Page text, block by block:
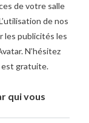
de votre salle
de nos
les publicités les
N’hésitez
est gratuite.
qui vous